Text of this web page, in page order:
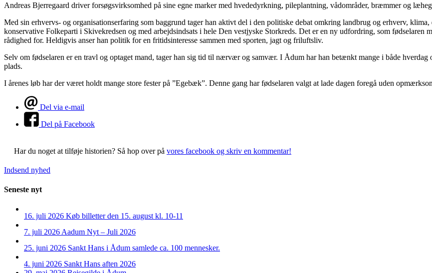
Andreas Bjerregaard driver forsøgsvirksomhed på sine egne marker med hvededyrkning, pileplantning, vådområder, bræmmer og
Med sin erhvervs- og organisationserfaring som baggrund tager han aktivt del i den politiske debat omkring landbrug og erhverv,
konservative Folkeparti i Skivekredsen og med arbejdsindsats i hele Den vestjyske Storkreds. Det er en ny udfordring, som fødselaren
rådighed for. Heldigvis anser han politik for en fritidsinteresse sammen med sporten, jagt og friluftsliv.
Selv om fødselaren er en travl og optaget mand, tager han sig tid til nærvær og samvær. I Ådum har han betænkt mange i både
plads.
I årenes løb har der været holdt mange store fester på ”Egebæk”. Denne gang har fødselaren valgt at lade dagen foregå uden
Del via e-mail
Del på Facebook
Har du noget at tilføje historien? Så hop over på vores facebook og skriv en kommentar!
Indsend nyhed
Seneste nyt
16. juli 2026 Køb billetter den 15. august kl. 10-11
7. juli 2026 Aadum Nyt – Juli 2026
25. juni 2026 Sankt Hans i Ådum samlede ca. 100 mennesker.
4. juni 2026 Sankt Hans aften 2026